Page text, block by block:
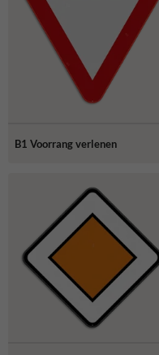
B1 Voorrang verlenen